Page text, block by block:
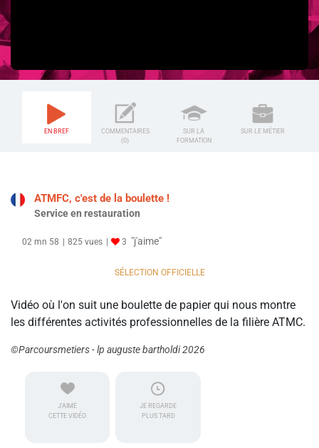
EN BREF
COMMENTAIRES
(0)
SUR LA
FORMATION
SUR LE MÉTIER
ATMFC, c'est de la boulette !
Service en restauration
02 mn 58 825 vues 3 "j'aime"
SÉLECTION OFFICIELLE
Vidéo où l'on suit une boulette de papier qui nous montre
les différentes activités professionnelles de la filière ATMC.
©Parcoursmetiers - lp auguste bartholdi 2026
J'AIME
CETTE VIDÉO
JE REGARDE
PLUS TARD